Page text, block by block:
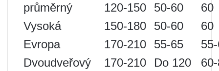
průměrný
120-150 50-60
60
Vysoká
150-180 50-60
60
Evropa
170-210 55-65
Dvoudveřový
170-210 Do 120